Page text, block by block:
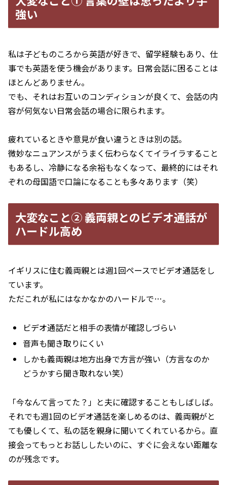
強い
私は子どものころから英語が好きで、留学経験もあり、仕
事でも英語を使う機会があります。日常会話に困ることは
ほとんどありません。
でも、それはお互いのコンディションが良くて、会話の内
容が何気ない日常会話の場合に限られます。
疲れているときや意見が食い違うときは別の話。
微妙なニュアンスがうまく伝わらなくてイライラすること
もあるし、冷静になる余裕もなくなって、最終的にはそれ
ぞれの母国語で口論になることも多々あります（笑）
大変なこと② 義両親とのビデオ通話が
ハードル高め
イギリスに住む義両親とは週1回ペースでビデオ通話をし
ています。
ただこれが私にはなかなかのハードルで…。
ビデオ通話だと相手の表情が確認しづらい
音声も聞き取りにくい
しかも義両親は地方出身で方言が強い（方言なのか
どうかすら聞き取れない笑）
「今なんて言ってた？」と夫に確認することもしばしば。
それでも週1回のビデオ通話を楽しめるのは、義両親がと
ても優しくて、私の話を親身に聞いてくれているから。直
接会ってもっとお話ししたいのに、すぐに会えない距離な
のが残念です。